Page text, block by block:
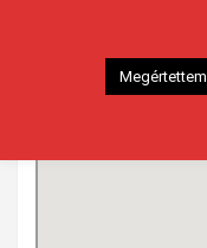
Megértettem